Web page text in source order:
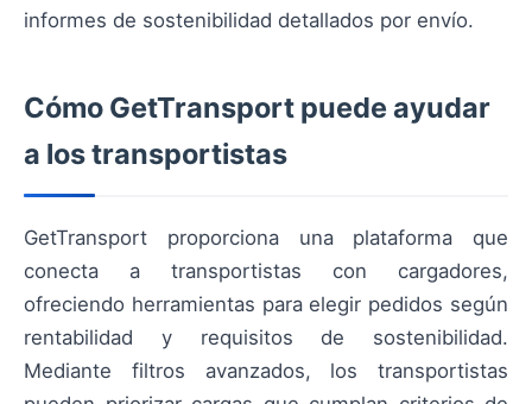
informes de sostenibilidad detallados por envío.
Cómo GetTransport puede ayudar
a los transportistas
GetTransport proporciona una plataforma que
conecta a transportistas con cargadores,
ofreciendo herramientas para elegir pedidos según
rentabilidad y requisitos de sostenibilidad.
Mediante filtros avanzados, los transportistas